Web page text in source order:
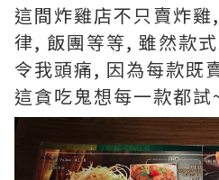
這間炸雞店不只賣炸
律, 飯團等等, 雖然款
令我頭痛, 因為每款既
這貪吃鬼想每一款都試